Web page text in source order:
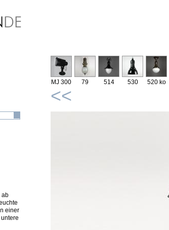
ab
einer
MJ 300 79 514 530 520 ko
<<